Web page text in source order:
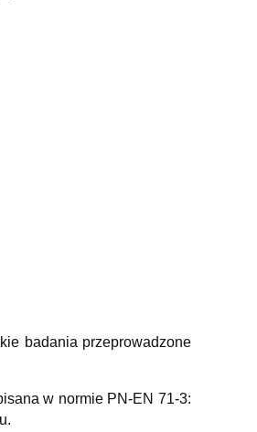
badania przeprowadzone
w normie PN-EN 71-3: